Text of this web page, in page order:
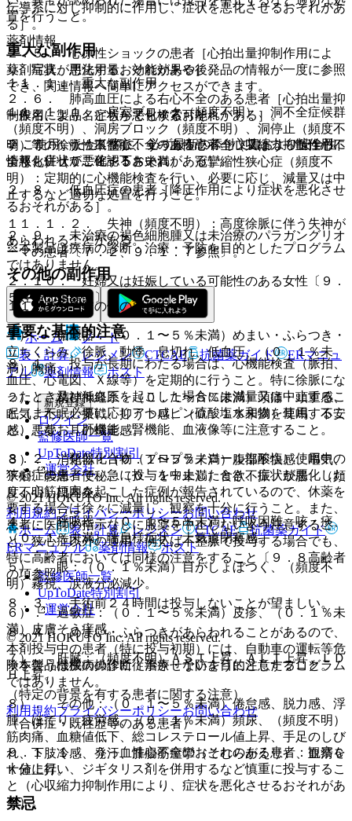
伝導系に対し抑制的に作用し、症状を悪化させるおそれがあ
る］。
２．５． 心原性ショックの患者［心拍出量抑制作用によ
り、症状が悪化するおそれがある］。
２．６． 肺高血圧による右心不全のある患者［心拍出量抑
制作用により、症状が悪化するおそれがある］。
２．７． うっ血性心不全のある患者［心収縮力抑制作用に
より、症状が悪化するおそれがある］。
２．８． 低血圧症の患者［降圧作用により症状を悪化させ
るおそれがある］。
２．９． 未治療の褐色細胞腫又は未治療のパラガングリオ
ーマの患者〔７．２、９．１．７参照〕。
２．１０． 妊婦又は妊娠している可能性のある女性〔９．
５妊婦の項参照〕。
重要な基本的注意
８．１． 投与が長期にわたる場合は、心機能検査（脈拍、
血圧、心電図、Ｘ線等）を定期的に行うこと。特に徐脈にな
ったとき及び低血圧を起こした場合には減量又は中止するこ
と（また、必要に応じアトロピン硫酸塩水和物を使用するこ
と）。なお、肝機能、腎機能、血液像等に注意すること。
８．２． 類似化合物（プロプラノロール塩酸塩）使用中の
狭心症の患者で、急に投与を中止したとき、症状が悪化した
り、心筋梗塞を起こした症例が報告されているので、休薬を
要する場合は徐々に減量し、観察を十分に行うこと。また、
患者に医師の指示なしに服薬を中止しないよう注意するこ
と。狭心症以外の適用、例えば不整脈で投与する場合でも、
特に高齢者においては同様の注意をすること〔９．８高齢者
の項参照〕。
８．３． 手術前２４時間は投与しないことが望ましい。
８．４． めまい・ふらつきがあらわれることがあるので、
本剤投与中の患者（特に投与初期）には、自動車の運転等危
険を伴う機械の操作に従事させないように注意すること。
（特定の背景を有する患者に関する注意）
（合併症・既往歴等のある患者）
９．１．１． うっ血性心不全のおそれのある患者：観察を
十分に行い、ジギタリス剤を併用するなど慎重に投与するこ
と（心収縮力抑制作用により、症状を悪化させるおそれがあ
る）。
置を行うこと。
重大な副作用
１１．１． 重大な副作用
１１．１．１． 房室ブロック（頻度不明）、洞不全症候群
（頻度不明）、洞房ブロック（頻度不明）、洞停止（頻度不
明）等の徐脈性不整脈、うっ血性心不全（又はうっ血性心不
全悪化）（０．１〜５％未満）、冠攣縮性狭心症（頻度不
明）：定期的に心機能検査を行い、必要に応じ、減量又は中
止するなど適切な処置を行うこと。
１１．１．２． 失神（頻度不明）：高度徐脈に伴う失神が
あらわれることがある。
その他の副作用
１１．２． その他の副作用
１）． 循環器：（０．１〜５％未満）めまい・ふらつき・
立ちくらみ、徐脈、動悸、息切れ、低血圧、（０．１％未
満）胸痛。
２）． 精神神経系：（０．１〜５％未満）頭痛・頭重感、
眠気、不眠、振戦、抑うつ感、（０．１％未満）耳鳴、不安
感、悪夢、耳の蟻走感。
３）． 消化器：（０．１〜５％未満）腹部不快感、嘔気、
下痢、腹痛、便秘、（０．１％未満）食欲不振、鼓腸、（頻
度不明）口内炎。
４）． 呼吸器：（０．１〜５％未満）呼吸困難、咳・痰、
（０．１％未満）喘息様症状、上気道閉塞感。
５）． 眼：（０．１％未満）目がしょぼつく、（頻度不
明）霧視、涙液分泌減少。
６）． 過敏症：（０．１〜５％未満）皮疹、（０．１％未
満）皮膚そう痒感。
７）． 肝臓：（頻度不明）ＡＳＴ上昇、ＡＬＴ上昇、ＬＤ
Ｈ上昇。
８）． その他：（０．１〜５％未満）倦怠感、脱力感、浮
腫、ほてり、疲労感、（０．１％未満）頻尿、（頻度不明）
筋肉痛、血糖値低下、総コレステロール値上昇、手足のしび
れ、下肢冷感、発汗、腓腸筋痙攣（こむらがえり）、血清Ｃ
Ｋ値上昇。
禁忌
薬剤情報
薬剤写真、用法用量、効能効果や後発品の情報が一度に参照
でき、関連情報へ簡単にアクセスができます。
一般名、製品名どちらでも検索可能！
※ ご使用いただく際に、必ず最新の添付文書および安全性
情報も併せてご確認下さい。
※本製品は疾病の診断・治療・予防を目的としたプログラム
ではありません。
ホーム
ノート
表・計算
レジメン CTCAE 抗菌薬ガイド
ERマニュ
アル
薬剤情報 ポスト
新規登録
ログイン
監修医師一覧
UpToDate特別割引
運営会社
© 2021 HOKUTO Inc. All rights reserved.
利用規約プライバシーポリシーお問い合わせ
ホーム
表・計算 レジメン CTCAE
抗菌薬ガイド
ERマニュアル
薬剤情報 ポスト
監修医師一覧
UpToDate特別割引
運営会社
© 2021 HOKUTO Inc. All rights reserved.
※本製品は疾病の診断・治療・予防を目的としたプログラム
ではありません。
利用規約プライバシーポリシーお問い合わせ